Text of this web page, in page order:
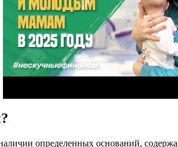
определенных оснований,